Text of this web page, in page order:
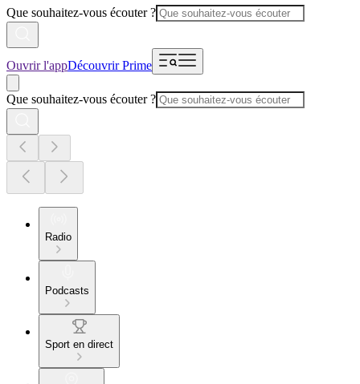
Que souhaitez-vous écouter ?
Ouvrir l'appDécouvrir Prime
Que souhaitez-vous écouter ?
Radio
Podcasts
Sport en direct